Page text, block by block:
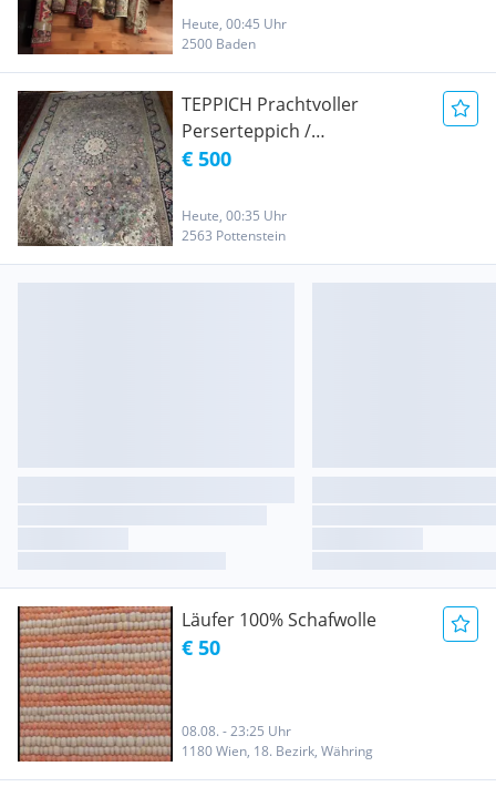
Heute, 00:45 Uhr
2500 Baden
TEPPICH Prachtvoller
Perserteppich /
Orientteppich -
200 x 300 cm
€ 500
Heute, 00:35 Uhr
2563 Pottenstein
Läufer 100% Schafwolle
€ 50
08.08. - 23:25 Uhr
1180 Wien, 18. Bezirk, Währing